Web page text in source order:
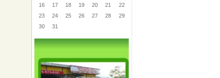
16
17 18 19 20 21
22
23
24 25 26 27 28
29
30
31